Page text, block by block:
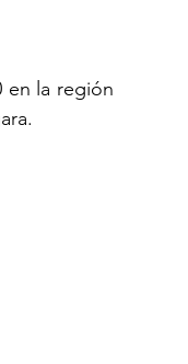
en la región